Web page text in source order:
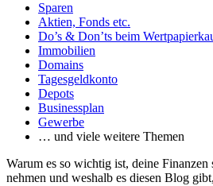
Sparen
Aktien, Fonds etc.
Do’s & Don’ts beim
Immobilien
Domains
Tagesgeldkonto
Depots
Businessplan
Gewerbe
… und viele weitere Themen
Warum es so wichtig ist, deine Finanzen
nehmen und weshalb es diesen Blog